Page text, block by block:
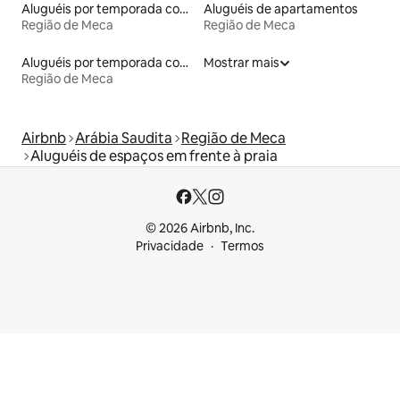
Aluguéis por temporada com sauna
Região de Meca
Aluguéis de apartamentos
Região de Meca
Aluguéis por temporada com acesso à praia
Região de Meca
Mostrar mais
Airbnb Arábia Saudita Região de Meca
Aluguéis de espaços em frente à praia
© 2026 Airbnb, Inc.
Privacidade
Termos